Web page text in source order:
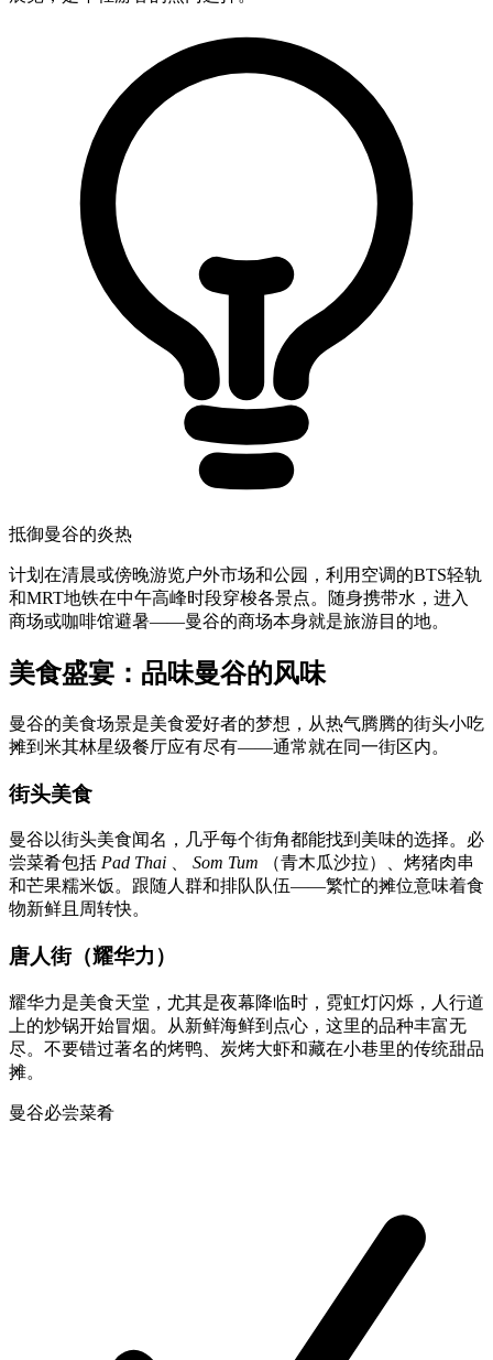
抵御曼谷的炎热
计划在清晨或傍晚游览户外市场和公园，利用空调的BTS轻轨
和MRT地铁在中午高峰时段穿梭各景点。随身携带水，进入
商场或咖啡馆避暑——曼谷的商场本身就是旅游目的地。
美食盛宴：品味曼谷的风味
曼谷的美食场景是美食爱好者的梦想，从热气腾腾的街头小吃
摊到米其林星级餐厅应有尽有——通常就在同一街区内。
街头美食
曼谷以街头美食闻名，几乎每个街角都能找到美味的选择。必
尝菜肴包括 Pad Thai Som Tum （青木瓜沙拉）、烤猪肉串
和芒果糯米饭。跟随人群和排队队伍——繁忙的摊位意味着食
物新鲜且周转快。
唐人街（耀华力）
耀华力是美食天堂，尤其是夜幕降临时，霓虹灯闪烁，人行道
上的炒锅开始冒烟。从新鲜海鲜到点心，这里的品种丰富无
尽。不要错过著名的烤鸭、炭烤大虾和藏在小巷里的传统甜品
摊。
曼谷必尝菜肴